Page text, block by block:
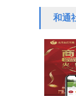
市侨媛协
和通